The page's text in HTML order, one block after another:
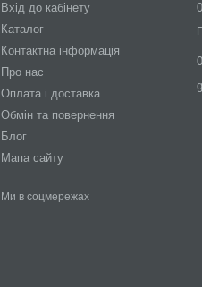
Вхід до кабінету
Каталог
Контактна інформація
Про нас
Оплата і доставка
Обмін та повернення
Блог
Мапа сайту
Ми в соцмережах